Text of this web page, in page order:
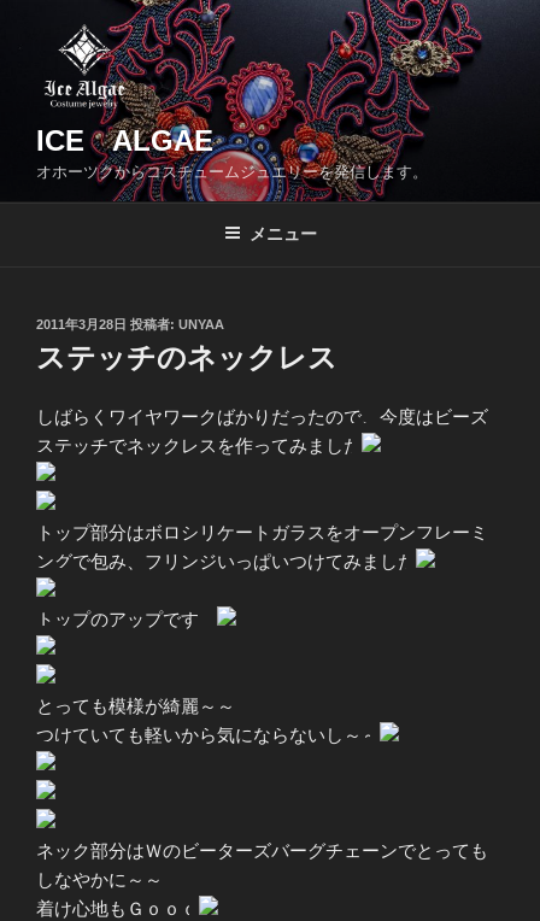
ICE ALGAE
オホーツクからコスチュームジュエリーを発信します。
メニュー
投
稿
日:
2011年3月28日 投稿者: UNYAA
ステッチのネックレス
しばらくワイヤワークばかりだったので、今度はビーズ
ステッチでネックレスを作ってみました
トップ部分はボロシリケートガラスをオープンフレーミ
ングで包み、フリンジいっぱいつけてみました
トップのアップです
とっても模様が綺麗～～
つけていても軽いから気にならないし～～
ネック部分はＷのビーターズバーグチェーンでとっても
しなやかに～～
着け心地もＧｏｏｄ